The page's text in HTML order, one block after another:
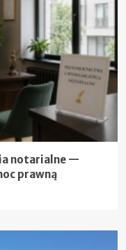
notarialne —
prawną